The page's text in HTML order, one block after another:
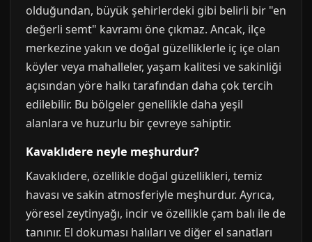
olduğundan, büyük şehirlerdeki gibi belirli bir "en
değerli semt" kavramı öne çıkmaz. Ancak, ilçe
merkezine yakın ve doğal güzelliklerle iç içe olan
köyler veya mahalleler, yaşam kalitesi ve sakinliği
açısından yöre halkı tarafından daha çok tercih
edilebilir. Bu bölgeler genellikle daha yeşil
alanlara ve huzurlu bir çevreye sahiptir.
Kavaklıdere neyle meşhurdur?
Kavaklıdere, özellikle doğal güzellikleri, temiz
havası ve sakin atmosferiyle meşhurdur. Ayrıca,
yöresel zeytinyağı, incir ve özellikle çam balı ile de
tanınır. El dokuması halıları ve diğer el sanatları